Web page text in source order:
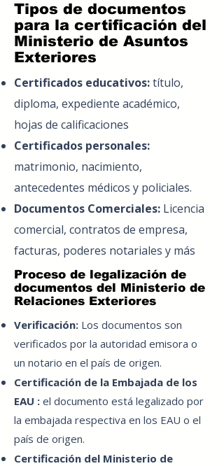
Tipos de documentos
para la certificación del
Ministerio de Asuntos
Exteriores
Certificados educativos:título,
diploma, expediente académico,
hojas de calificaciones
Certificados personales:
matrimonio, nacimiento,
antecedentes médicos y policiales.
Documentos Comerciales: Licencia
comercial, contratos de empresa,
facturas, poderes notariales y más
Proceso de legalización de
documentos del Ministerio de
Relaciones Exteriores
Verificación: Los documentos son
verificados por la autoridad emisora o
un notario en el país de origen.
Certificación de la Embajada de los
EAU : el documento está legalizado por
la embajada respectiva en los EAU o el
país de origen.
Certificación del Ministerio de